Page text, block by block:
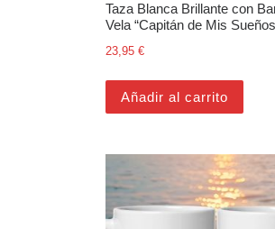
Taza Blanca Brillante con
Vela “Capitán de Mis
23,95 €
Añadir al carrito